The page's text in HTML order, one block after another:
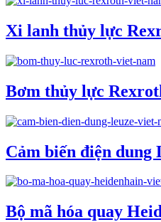
Xi lanh thủy lực
Bơm thủy lực
Cảm biến điện dung
Bộ mã hóa quay